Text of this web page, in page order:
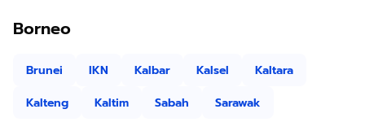
Borneo
Brunei IKN Kalbar Kalsel
Kaltara
Kalteng
Kaltim Sabah Sarawak